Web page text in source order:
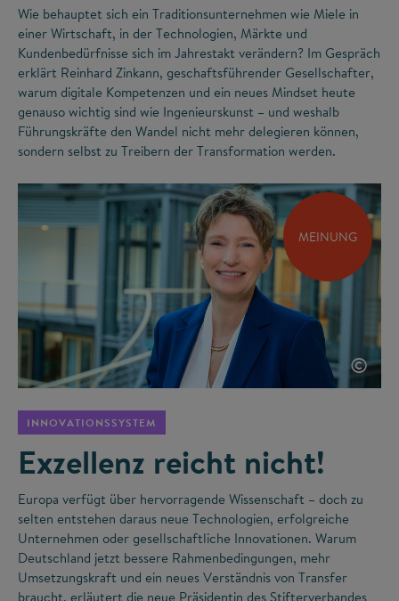
Wie behauptet sich ein Traditionsunternehmen wie Miele in
einer Wirtschaft, in der Technologien, Märkte und
Kundenbedürfnisse sich im Jahrestakt verändern? Im Gespräch
erklärt Reinhard Zinkann, geschaftsführender Gesellschafter,
warum digitale Kompetenzen und ein neues Mindset heute
genauso wichtig sind wie Ingenieurskunst – und weshalb
Führungskräfte den Wandel nicht mehr delegieren können,
sondern selbst zu Treibern der Transformation werden.
MEINUNG
©
INNOVATIONSSYSTEM
Exzellenz reicht nicht!
Europa verfügt über hervorragende Wissenschaft – doch zu
selten entstehen daraus neue Technologien, erfolgreiche
Unternehmen oder gesellschaftliche Innovationen. Warum
Deutschland jetzt bessere Rahmenbedingungen, mehr
Umsetzungskraft und ein neues Verständnis von Transfer
braucht, erläutert die neue Präsidentin des Stifterverbandes